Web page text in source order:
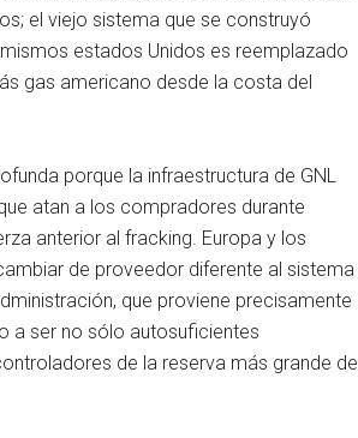
el viejo sistema que se construyó
estados Unidos es reemplazado
gas americano desde la costa del
porque la infraestructura de GNL
atan a los compradores durante
anterior al fracking. Europa y los
de proveedor diferente al sistema
que proviene precisamente
a ser no sólo autosuficientes
de la reserva más grande de